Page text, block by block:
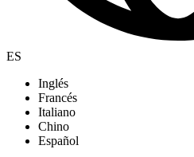
ES
Inglés
Francés
Italiano
Chino
Español